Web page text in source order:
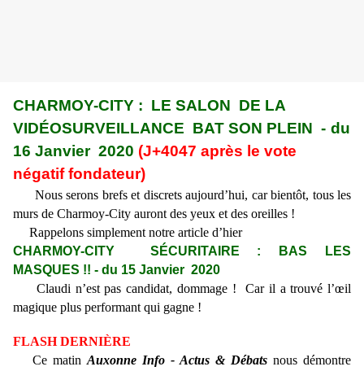
CHARMOY-CITY : LE SALON DE LA
VIDÉOSURVEILLANCE BAT SON PLEIN - du
16 Janvier 2020 (J+4047 après le vote
négatif fondateur)
Nous serons brefs et discrets aujourd’hui, car bientôt, tous les
murs de Charmoy-City auront des yeux et des oreilles !
Rappelons simplement notre article d’hier
CHARMOY-CITY SÉCURITAIRE : BAS LES
MASQUES !! - du 15 Janvier 2020
Claudi n’est pas candidat, dommage ! Car il a trouvé l’œil
magique plus performant qui gagne !
FLASH DERNIÈRE
Ce matin Auxonne Info - Actus & Débats nous démontre